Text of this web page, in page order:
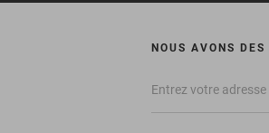
NOUS AVONS